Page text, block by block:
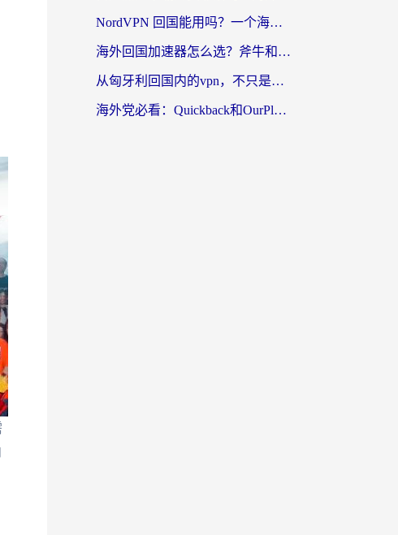
NordVPN 回国能用吗？一个海外用户必须面对的真实困境
海外回国加速器怎么选？斧牛和海龟哪个好？一篇帮你避开坑的实用指南
从匈牙利回国内的vpn，不只是为了刷剧那么简单
海外党必看：Quickback和OurPlay好用吗？3分钟选对回国加速器，无缝刷剧玩游戏